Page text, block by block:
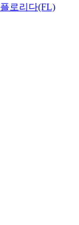
플로리다(FL)